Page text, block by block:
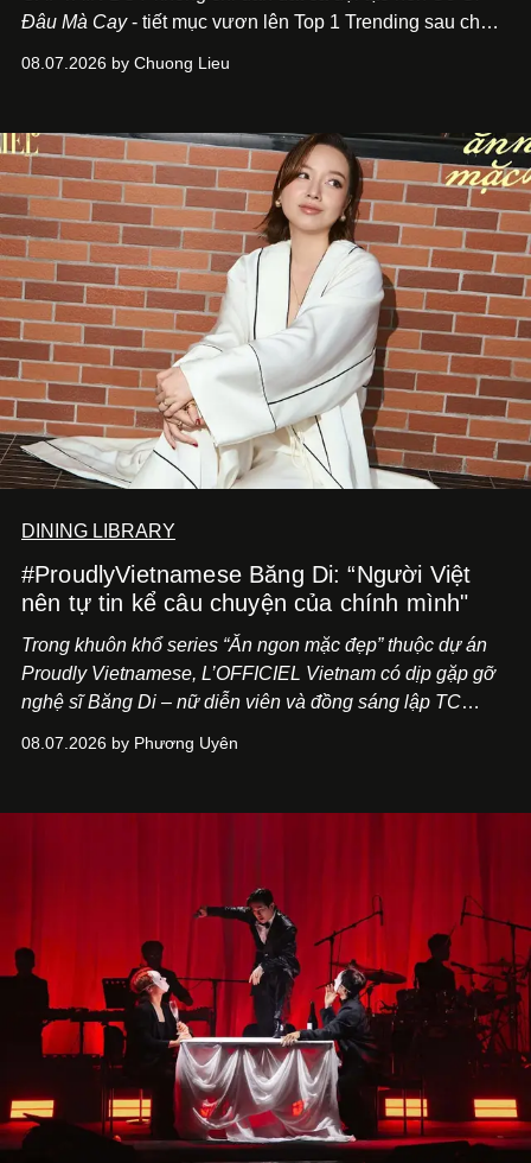
Đâu Mà Cay- tiết mục vươn lên Top 1 Trending sau chưa
trình trở thành một producer thực thụ.
08.07.2026 by Chuong Lieu
DINING LIBRARY
#ProudlyVietnamese Băng Di: “Người Việt
nên tự tin kể câu chuyện của chính mình"
Trong khuôn khổ series “Ăn ngon mặc đẹp” thuộc dự án
Proudly Vietnamese, L’OFFICIEL Vietnam có dịp gặp gỡ
nghệ sĩ Băng Di – nữ diễn viên và đồng sáng lập TC
08.07.2026 by Phương Uyên